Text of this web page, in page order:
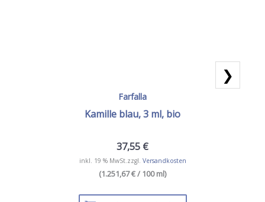
Farfalla
Kamille blau, 3 ml, bio
37,55 €
inkl. 19 % MwSt.zzgl. Versandkosten
(1.251,67 € / 100 ml)
❯